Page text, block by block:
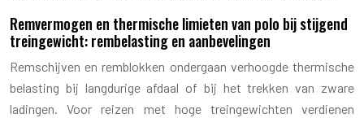
Remvermogen en thermische limieten van polo bij stijgend
treingewicht: rembelasting en aanbevelingen
Remschijven en remblokken ondergaan verhoogde thermische
belasting bij langdurige afdaal of bij het trekken van zware
ladingen. Voor reizen met hoge treingewichten verdienen